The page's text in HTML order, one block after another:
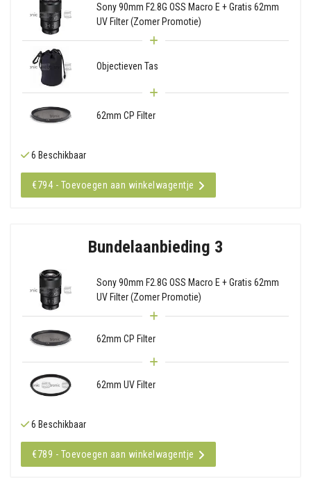
Sony 90mm F2.8G OSS Macro E + Gratis 62mm
UV Filter (Zomer Promotie)
Objectieven Tas
62mm CP Filter
6 Beschikbaar
€794 - Toevoegen aan winkelwagentje
Bundelaanbieding 3
Sony 90mm F2.8G OSS Macro E + Gratis 62mm
UV Filter (Zomer Promotie)
62mm CP Filter
62mm UV Filter
6 Beschikbaar
€789 - Toevoegen aan winkelwagentje